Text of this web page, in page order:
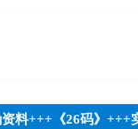
料+++《26码》+++